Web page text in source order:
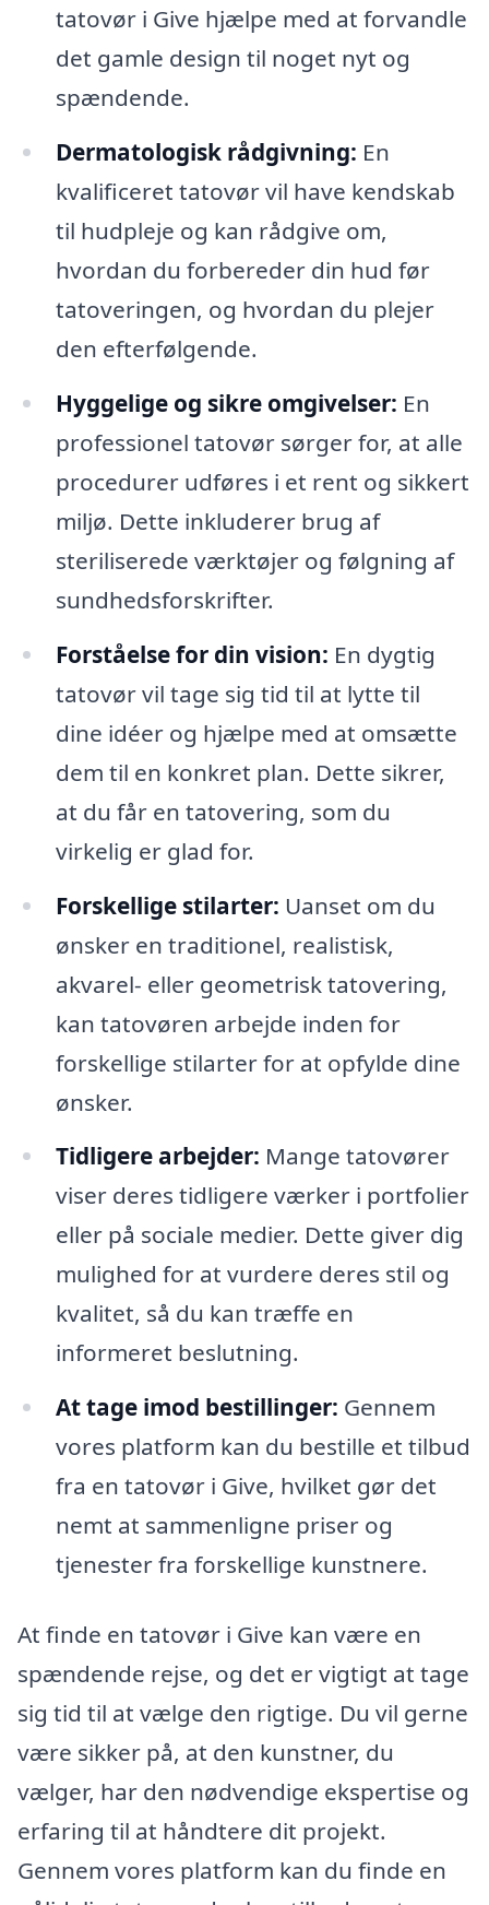
tatovør i Give hjælpe med at forvandle
det gamle design til noget nyt og
spændende.
Dermatologisk rådgivning: En
kvalificeret tatovør vil have kendskab
til hudpleje og kan rådgive om,
hvordan du forbereder din hud før
tatoveringen, og hvordan du plejer
den efterfølgende.
Hyggelige og sikre omgivelser: En
professionel tatovør sørger for, at alle
procedurer udføres i et rent og sikkert
miljø. Dette inkluderer brug af
steriliserede værktøjer og følgning af
sundhedsforskrifter.
Forståelse for din vision: En dygtig
tatovør vil tage sig tid til at lytte til
dine idéer og hjælpe med at omsætte
dem til en konkret plan. Dette sikrer,
at du får en tatovering, som du
virkelig er glad for.
Forskellige stilarter: Uanset om du
ønsker en traditionel, realistisk,
akvarel- eller geometrisk tatovering,
kan tatovøren arbejde inden for
forskellige stilarter for at opfylde dine
ønsker.
Tidligere arbejder: Mange tatovører
viser deres tidligere værker i portfolier
eller på sociale medier. Dette giver dig
mulighed for at vurdere deres stil og
kvalitet, så du kan træffe en
informeret beslutning.
At tage imod bestillinger: Gennem
vores platform kan du bestille et tilbud
fra en tatovør i Give, hvilket gør det
nemt at sammenligne priser og
tjenester fra forskellige kunstnere.
At finde en tatovør i Give kan være en
spændende rejse, og det er vigtigt at tage
sig tid til at vælge den rigtige. Du vil gerne
være sikker på, at den kunstner, du
vælger, har den nødvendige ekspertise og
erfaring til at håndtere dit projekt.
Gennem vores platform kan du finde en